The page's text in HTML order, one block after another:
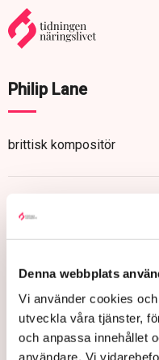
Denna webbplats
Vi använder cookies
utveckla våra tjänster,
och anpassa innehållet
användare. Vi
Philip Lane
brittisk kompositör